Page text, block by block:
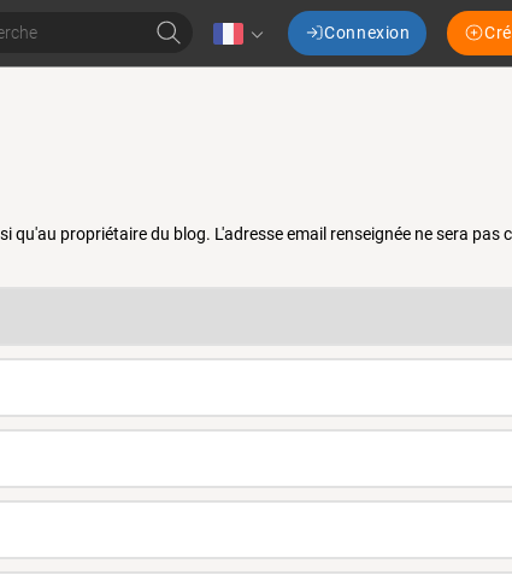
Connexion
qu'au propriétaire du blog. L'adresse email renseignée ne sera pas